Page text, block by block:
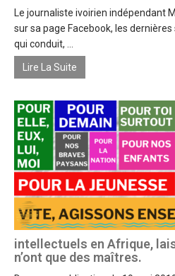
Le journaliste ivoirien indépendant
sur sa page Facebook, les
qui conduit, ...
Lire La Suite
intellectuels en Afrique,
n’ont que des maîtres.